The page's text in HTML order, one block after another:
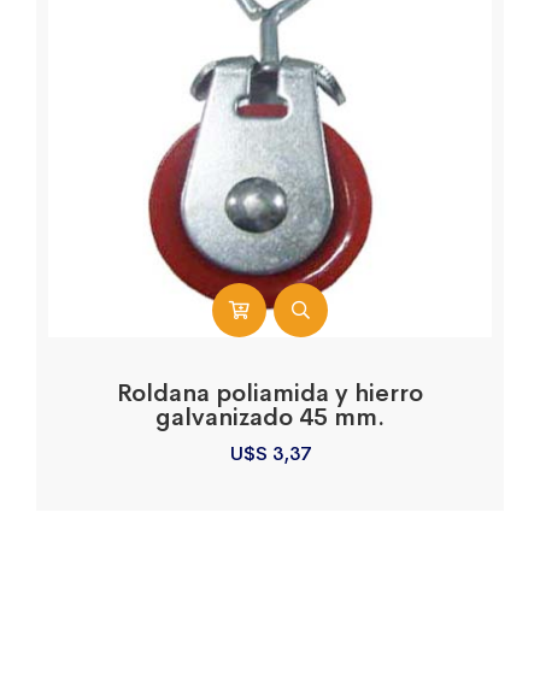
Roldana poliamida y hierro
galvanizado 45 mm.
U$S 3,37